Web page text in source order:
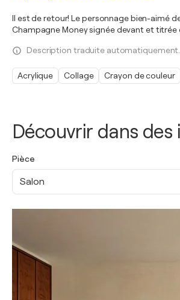
Découvrir dans des
Pièce
Salon
Il est de retour! Le personnage bien-aimé
Champagne Money signée devant et
Description traduite automatiquement.
Acrylique Collage Crayon de couleur